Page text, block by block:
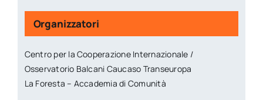
Organizzatori
Centro per la Cooperazione Internazionale /
Osservatorio Balcani Caucaso Transeuropa
La Foresta – Accademia di Comunità